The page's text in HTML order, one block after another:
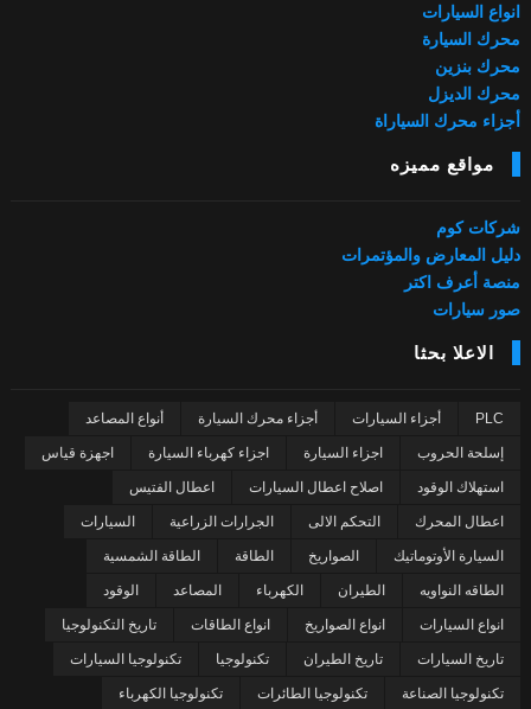
انواع السيارات
محرك السيارة
محرك بنزين
محرك الديزل
أجزاء محرك السياراة
مواقع مميزه
شركات كوم
دليل المعارض والمؤتمرات
منصة أعرف اكتر
صور سيارات
الاعلا بحثا
PLC أجزاء السيارات أجزاء محرك السيارة أنواع المصاعد
إسلحة الحروب اجزاء السيارة اجزاء كهرباء السيارة اجهزة قياس
استهلاك الوقود اصلاح اعطال السيارات اعطال الفتيس
اعطال المحرك التحكم الالى الجرارات الزراعية السيارات
السيارة الأوتوماتيك الصواريخ الطاقة الطاقة الشمسية
الطاقه النواويه الطيران الكهرباء المصاعد الوقود
انواع السيارات انواع الصواريخ انواع الطاقات تاريخ التكنولوجيا
تاريخ السيارات تاريخ الطيران تكنولوجيا تكنولوجيا السيارات
تكنولوجيا الصناعة تكنولوجيا الطائرات تكنولوجيا الكهرباء